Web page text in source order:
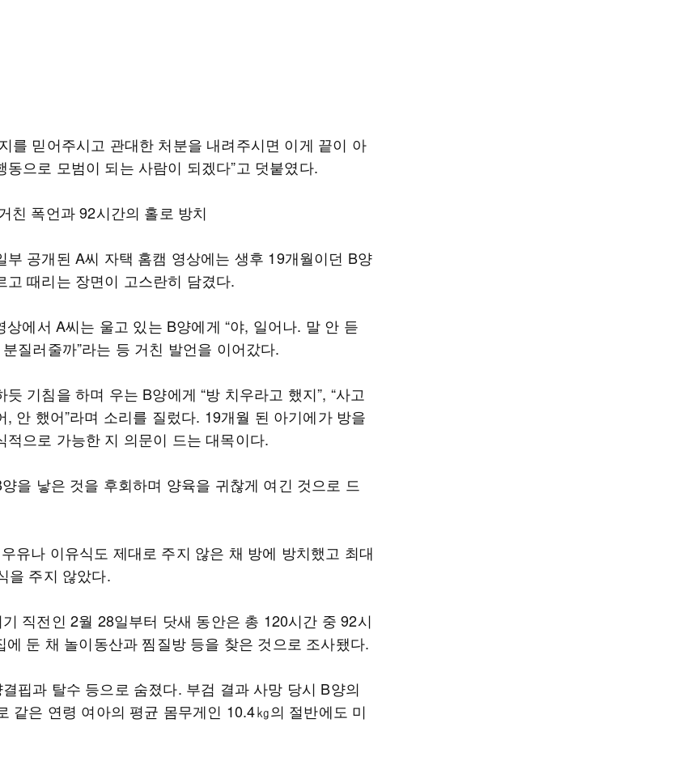
를 믿어주시고 관대한 처분을 내려주시면 이게 끝이 아
동으로 모범이 되는 사람이 되겠다”고 덧붙였다.
친 폭언과 92시간의 홀로 방치
부 공개된 A씨 자택 홈캠 영상에는 생후 19개월이던 B양
고 때리는 장면이 고스란히 담겼다.
상에서 A씨는 울고 있는 B양에게 “야, 일어나. 말 안 듣
분질러줄까”라는 등 거친 발언을 이어갔다.
기침을 하며 우는 B양에게 “방 치우라고 했지”, “사고
, 안 했어”라며 소리를 질렀다. 19개월 된 아기에가 방을
적으로 가능한 지 의문이 드는 대목이다.
을 낳은 것을 후회하며 양육을 귀찮게 여긴 것으로 드
유나 이유식도 제대로 주지 않은 채 방에 방치했고 최대
을 주지 않았다.
직전인 2월 28일부터 닷새 동안은 총 120시간 중 92시
에 둔 채 놀이동산과 찜질방 등을 찾은 것으로 조사됐다.
핍과 탈수 등으로 숨졌다. 부검 결과 사망 당시 B양의
같은 연령 여아의 평균 몸무게인 10.4㎏의 절반에도 미